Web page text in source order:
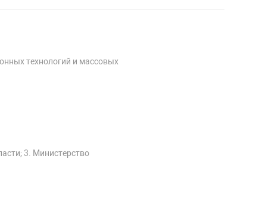
технологий и массовых
3. Министерство